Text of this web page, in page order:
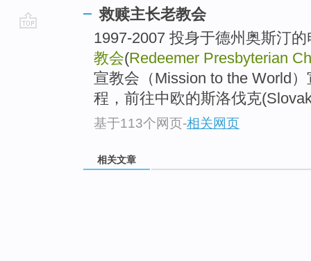
救赎主长老教会
1997-2007 投身于德州奥斯汀
教会(Redeemer Presbyterian
宣教会（Mission to the World
程，前往中欧的斯洛伐克
基于113个网页-相关网页
相关文章